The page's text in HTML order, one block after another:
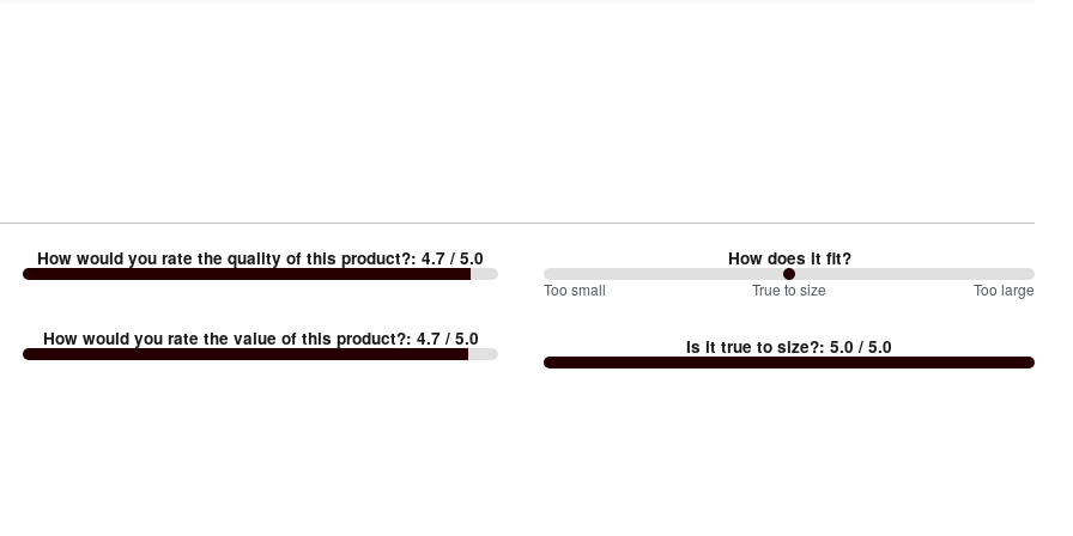
How would you rate the quality of this product?:4.7 / 5.0
How would you rate the value of this product?: 4.7/ 5.0
How does it fit?
100%
Too
Too small True to size Too large
Is it true to size?:5.0 / 5.0